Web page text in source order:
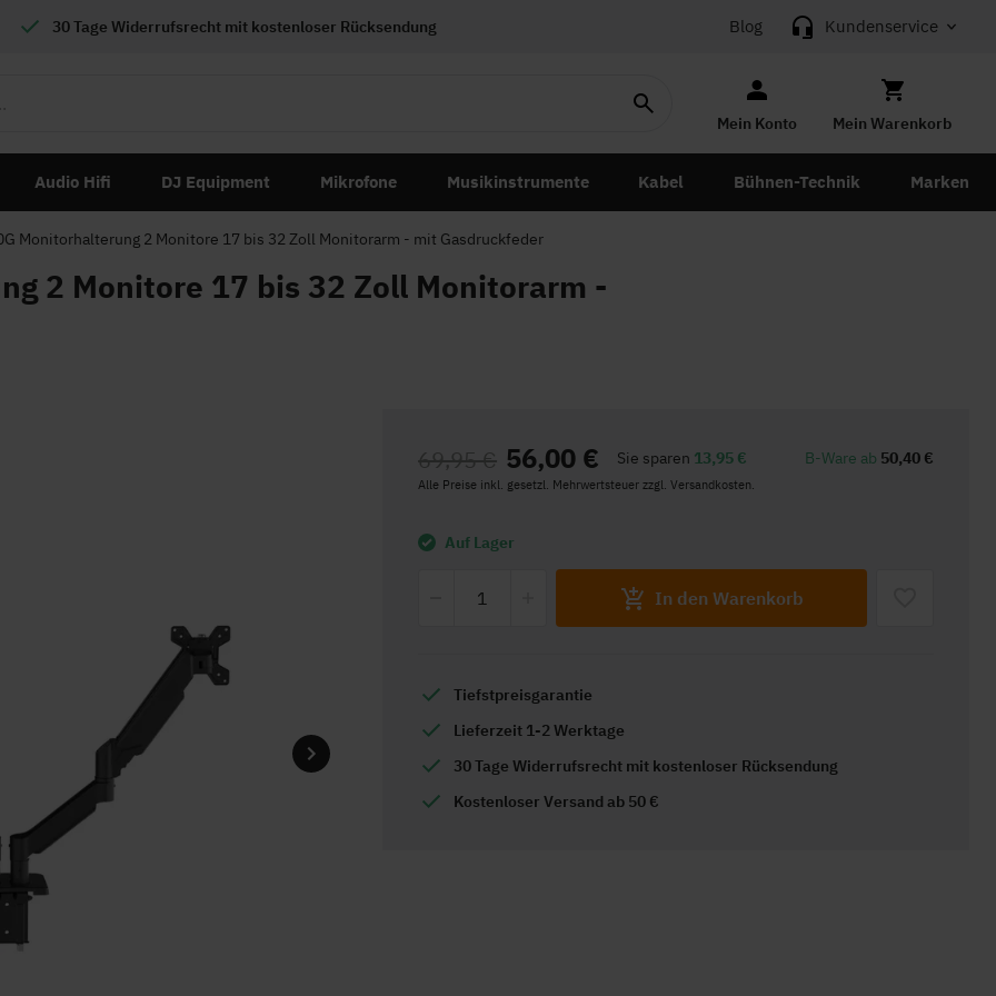
30 Tage Widerrufsrecht mit kostenloser Rücksendung Blog Kundenservice
Mein Konto Mein Warenkorb
Audio Hifi DJ Equipment Mikrofone Musikinstrumente Kabel Bühnen-Technik Marken
Monitorhalterung 2 Monitore 17 bis 32 Zoll Monitorarm - mit Gasdruckfeder
2 Monitore 17 bis 32 Zoll Monitorarm -
56,00 €
69,95 € Sie sparen 13,95 €
Alle Preise inkl. gesetzl. Mehrwertsteuer zzgl. Versandkosten.
B-Ware ab 50,40 €
In den Warenkorb
Auf Lager
Tiefstpreisgarantie
Lieferzeit 1-2 Werktage
30 Tage Widerrufsrecht mit kostenloser Rücksendung
Kostenloser Versand ab 50 €